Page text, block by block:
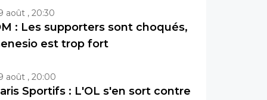
août , 20:30
: Les supporters sont choqués,
est trop fort
août , 20:00
Sportifs : L'OL s'en sort contre